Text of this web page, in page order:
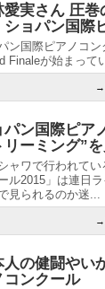
愛実さん 圧
ショパン国際
ン国際ピアノコ
Finaleが始まって
パン国際ピア
リーミング”
ャワで行われて
ル2015」は連日
見られるのか迷...
人の健闘やい
コンクール